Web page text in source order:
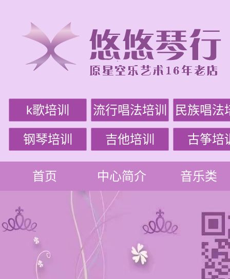
k歌培训 流行唱法培训 民族唱法
钢琴培训 吉他培训 古筝培
首页 中心简介 音乐类